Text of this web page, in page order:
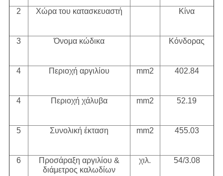
2
Χώρα του κατασκευαστή Κίνα
3 Όνομα κώδικα Κόνδορας
4 Περιοχή αργιλίου mm2 402.84
4 Περιοχή χάλυβα mm2 52.19
5 Συνολική έκταση mm2 455.03
6
Προσάραξη αργιλίου &
διάμετρος καλωδίων
χιλ. 54/3.08